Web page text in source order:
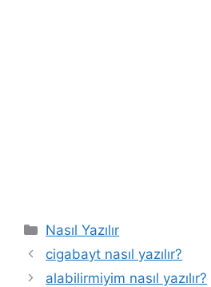
Kategoriler
Nasıl Yazılır
cigabayt nasıl yazılır?
alabilirmiyim nasıl yazılır?